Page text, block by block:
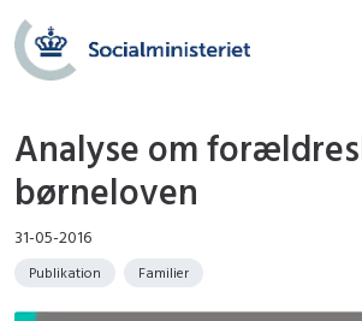
Analyse om
børneloven
31-05-2016
Publikation Familier